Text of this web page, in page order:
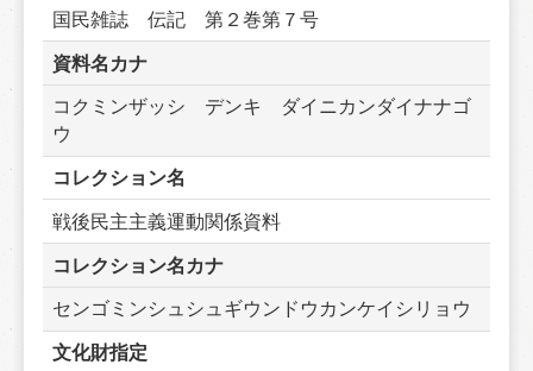
国民雑誌　伝記　第２巻第７号
資料名カナ
コクミンザッシ　デンキ　ダイニカンダイナナゴ
ウ
コレクション名
戦後民主主義運動関係資料
コレクション名カナ
センゴミンシュシュギウンドウカンケイシリョウ
文化財指定